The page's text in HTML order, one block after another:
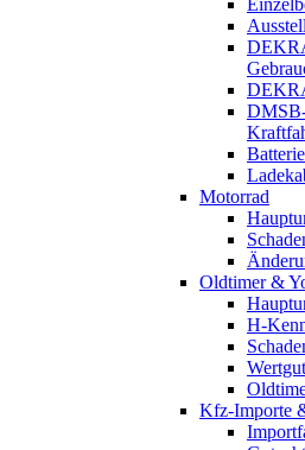
Motorrad
Oldtimer &
H-
Kfz-Importe